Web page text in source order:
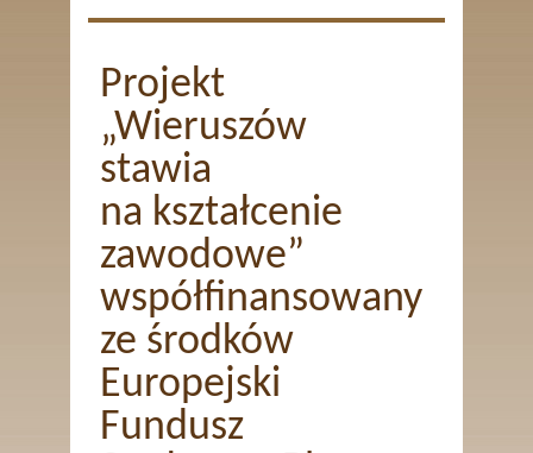
Projekt
„Wieruszów
stawia
na kształcenie
zawodowe”
współfinansowany
ze środków
Europejski
Fundusz